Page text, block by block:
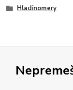
Hladinomery